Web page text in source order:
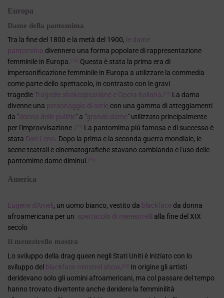
Europa
Dame della pantomima
Tra la fine del 1800 e la metà del 1900, le dame
pantomima divennero una forma popolare di rappresentazione
femminile in Europa.
[ 26]
Questa è stata la prima era di
impersonificazione femminile in Europa a utilizzare la commedia
come parte dello spettacolo, in contrasto con le gravi
tragedie Tragedie shakespeariane e Opera italiana. [27]
La dama
divenne una personaggio di serie con una gamma di atteggiamenti
da "donna delle pulizie" a "grande dame" utilizzato principalmente
per l'improvvisazione .
[27]
La pantomima più famosa e di successo è
stata Dan Leno. Dopo la prima e la seconda guerra mondiale, le
scene teatrali e cinematografiche stavano cambiando e l'uso delle
pantomime dame diminuì.
[26]
America
Eugene d'Ameli, un uomo bianco, vestito da blackface da donna
afroamericana per un spettacolo di menestrelli alla fine del XIX
secolo
Il menestrello mostra
Lo sviluppo della drag queen negli Stati Uniti è iniziato con lo
sviluppo del blackface minstrel show. [28]
In origine gli artisti
deridevano solo gli uomini afroamericani, ma col passare del tempo
hanno trovato divertente anche deridere la femminilità